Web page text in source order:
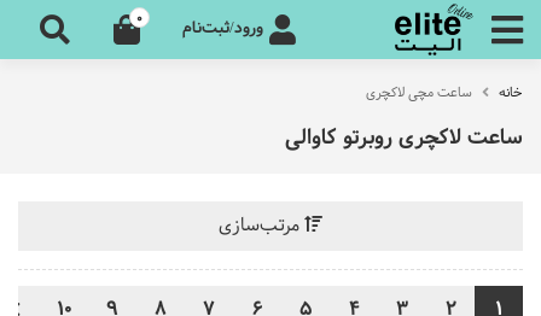
ورود/ثبت‌نام 0
خانه ساعت مچی لاکچری
ساعت لاکچری روبرتو کاوالی
مرتب‌سازی
1
2
3
4
5
6
7
8
9
10